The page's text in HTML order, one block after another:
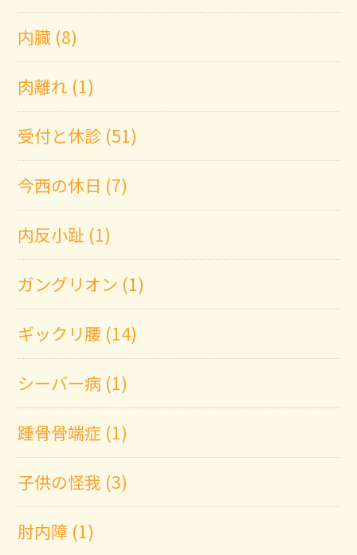
内臓 (8)
肉離れ (1)
受付と休診 (51)
今西の休日 (7)
内反小趾 (1)
ガングリオン (1)
ギックリ腰 (14)
シーバー病 (1)
踵骨骨端症 (1)
子供の怪我 (3)
肘内障 (1)